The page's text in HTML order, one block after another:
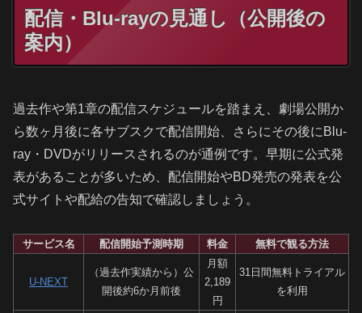
配信・Blu-rayの見通し（公開後の
案内）
過去作や第1章の配信スケジュールを踏まえ、劇場公開か
ら数ヶ月後に各サブスクで配信開始、さらにその後にBlu-
ray・DVDがリリースされるのが通例です。早期に公式発
表があることが多いため、配信開始やBD発売の発表を公
式サイトや配給の告知で確認しましょう。
サービス名 配信開始予測時期 料金 無料で観る方法
U-NEXT
（過去作実績から）公
開後約6か月前後
月額
2,189
円
31日間無料トライアル
を利用